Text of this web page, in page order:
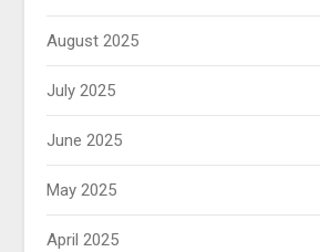
August 2025
July 2025
June 2025
May 2025
April 2025